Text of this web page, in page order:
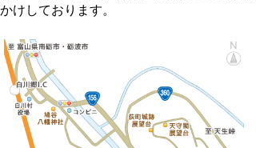
かけしております。